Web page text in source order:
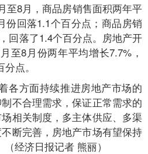
8月，商品房销售面积两年平
份回落1.1个百分点；商品房销
回落了1.4个百分点。房地产开
至8月份两年平均增长7.7%，
点。
方面持续推进房地产市场的
不合理需求，保证正常需求的
相关制度，多主体供应、多渠
断完善，房地产市场有望保持
经济日报记者 熊丽）